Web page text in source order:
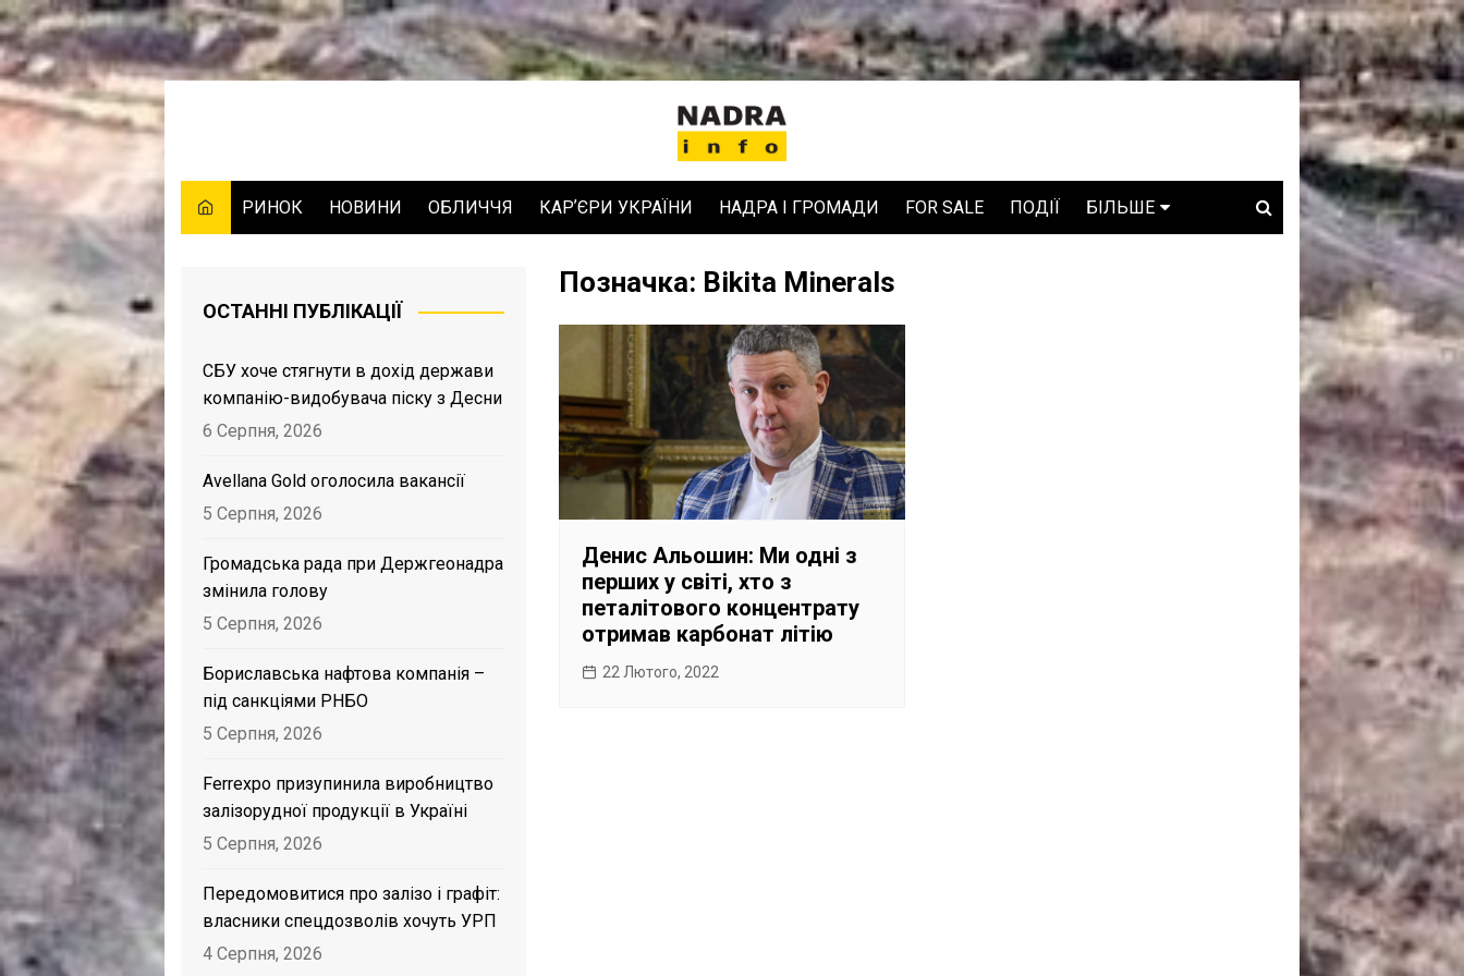
Skip
to
РИНОК НОВИНИ ОБЛИЧЧЯ КАРʼЄРИ УКРАЇНИ НАДРА І ГРОМАДИ FOR SALE ПОДІЇ БІЛЬШЕ
Позначка: Bikita Minerals
Денис Альошин: Ми одні з
перших у світі, хто з
петалітового концентрату
отримав карбонат літію
22 Лютого, 2022
ОСТАННІ ПУБЛІКАЦІЇ
СБУ хоче стягнути в дохід держави
компанію-видобувача піску з Десни
6 Серпня, 2026
Avellana Gold оголосила вакансії
5 Серпня, 2026
Громадська рада при Держгеонадра
змінила голову
5 Серпня, 2026
Бориславська нафтова компанія –
під санкціями РНБО
5 Серпня, 2026
Ferrexpo призупинила виробництво
залізорудної продукції в Україні
5 Серпня, 2026
Передомовитися про залізо і графіт:
власники спецдозволів хочуть УРП
4 Серпня, 2026